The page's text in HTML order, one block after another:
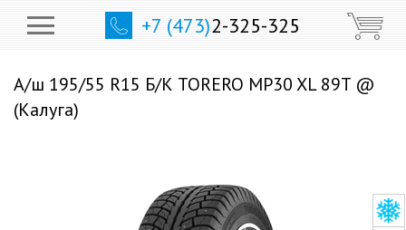
+7 (473)2-325-325
А/ш 195/55 R15 Б/К TORERO MP30 XL 89T @
(Калуга)